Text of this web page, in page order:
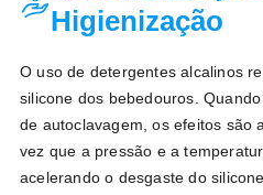
Higienização
O uso de detergentes alcalinos
silicone dos bebedouros.
de autoclavagem, os efeitos são
vez que a pressão e a
acelerando o desgaste do